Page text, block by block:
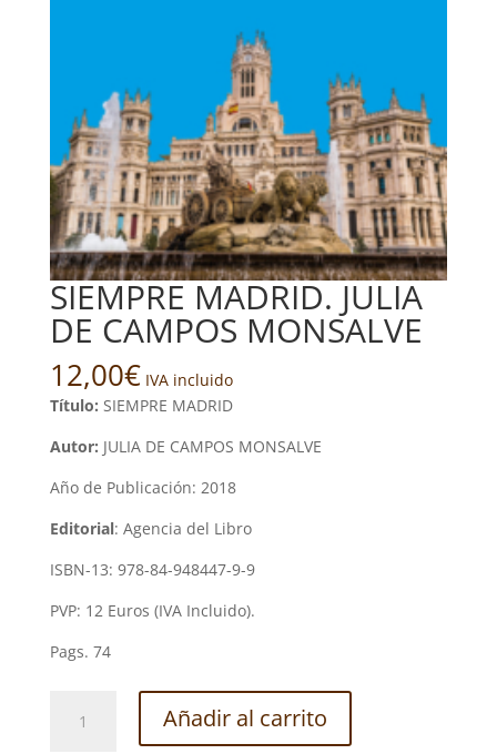
SIEMPRE MADRID. JULIA
DE CAMPOS MONSALVE
12,00€ IVA incluido
Título: SIEMPRE MADRID
Autor: JULIA DE CAMPOS MONSALVE
Año de Publicación: 2018
Editorial: Agencia del Libro
ISBN-13: 978-84-948447-9-9
PVP: 12 Euros (IVA Incluido).
Pags. 74
MADRID.
Añadir al carrito